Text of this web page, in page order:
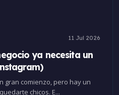
11 Jul 2026
ya necesita un
gran comienzo, pero hay un
chicos. E...